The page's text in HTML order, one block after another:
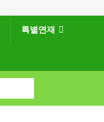
특별연재